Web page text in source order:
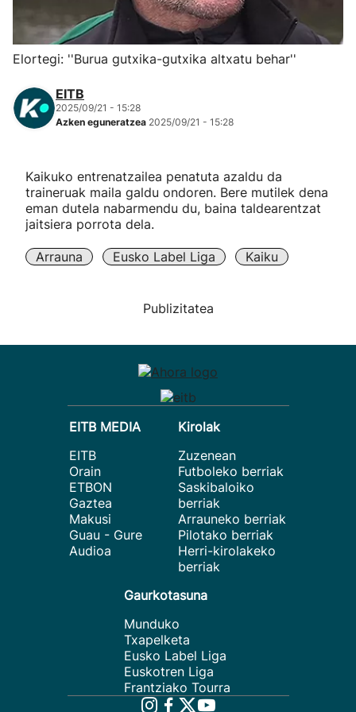
Herri-kirolak
Eskubaloia
Kirolak 360
Mendi-lasterketak
Elortegi: ''Burua gutxika-gutxika altxatu behar''
EITB
2025/09/21 - 15:28
Azken eguneratzea 2025/09/21 - 15:28
Kaikuko entrenatzailea penatuta azaldu da
traineruak maila galdu ondoren. Bere mutilek dena
eman dutela nabarmendu du, baina taldearentzat
jaitsiera porrota dela.
Arrauna Eusko Label Liga Kaiku
Publizitatea
EITB MEDIA
EITB
Orain
ETBON
Gaztea
Makusi
Guau - Gure
Audioa
Kirolak
Zuzenean
Futboleko berriak
Saskibaloiko
berriak
Arrauneko berriak
Pilotako berriak
Herri-kirolakeko
berriak
Gaurkotasuna
Munduko
Txapelketa
Eusko Label Liga
Euskotren Liga
Frantziako Tourra